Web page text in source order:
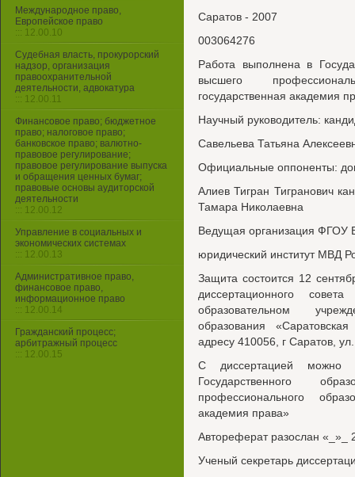
Саратов - 2007
003064276
Работа выполнена в
высшего
государственная академия
Научный руководитель:
Савельева Татьяна
Официальные оппоненты:
Алиев Тигран Тигранович
Тамара Николаевна
Ведущая организация ФГОУ
юридический институт МВД
Защита состоится 12
диссертационного
образовательном
образования
адресу 410056, г Саратов,
С диссертацией можно
Государственного
профессионального
академия права»
Автореферат разослан «_»_
Ученый секретарь
Международное право,
Европейское право
::: 12.00.10
Судебная власть, прокурорский
надзор, организация
правоохранительной
деятельности, адвокатура
::: 12.00.11
Финансовое право; бюджетное
право; налоговое право;
банковское право; валютно-
правовое регулирование;
правовое регулирование выпуска
и обращения ценных бумаг;
правовые основы аудиторской
деятельности
::: 12.00.12
Управление в социальных и
экономических системах
::: 12.00.13
Административное право,
финансовое право,
информационное право
::: 12.00.14
Гражданский процесс;
арбитражный процесс
::: 12.00.15